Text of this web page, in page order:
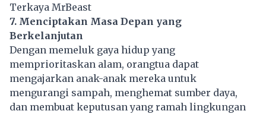
Terkaya MrBeast
7. Menciptakan Masa Depan yang
Berkelanjutan
Dengan memeluk gaya hidup yang
memprioritaskan alam, orangtua dapat
mengajarkan anak-anak mereka untuk
mengurangi sampah, menghemat sumber daya,
dan membuat keputusan yang ramah lingkungan